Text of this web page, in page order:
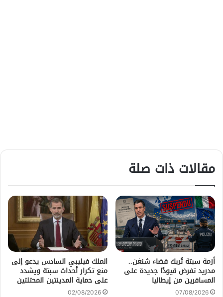
مقالات ذات صلة
أزمة سبتة تُربك فضاء شنغن..
مدريد تفرض قيودًا جديدة على
المسافرين من إيطاليا
07/08/2026
الملك فيليبي السادس يدعو إلى
منع تكرار أحداث سبتة ويشدد
على حماية المدينتين المحتلتين
02/08/2026